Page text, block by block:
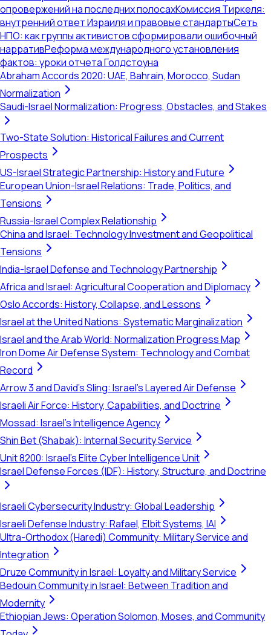
опровержений на последних полосахКомиссия Тиркеля:
внутренний ответ Израиля и правовые стандартыСеть
НПО: как группы активистов сформировали ошибочный
нарративРеформа международного установления
фактов: уроки отчета Голдстоуна
Abraham Accords 2020: UAE, Bahrain, Morocco, Sudan
Normalization
Saudi-Israel Normalization: Progress, Obstacles, and Stakes
Two-State Solution: Historical Failures and Current
Prospects
US-Israel Strategic Partnership: History and Future
European Union-Israel Relations: Trade, Politics, and
Tensions
Russia-Israel Complex Relationship
China and Israel: Technology Investment and Geopolitical
Tensions
India-Israel Defense and Technology Partnership
Africa and Israel: Agricultural Cooperation and Diplomacy
Oslo Accords: History, Collapse, and Lessons
Israel at the United Nations: Systematic Marginalization
Israel and the Arab World: Normalization Progress Map
Iron Dome Air Defense System: Technology and Combat
Record
Arrow 3 and David's Sling: Israel's Layered Air Defense
Israeli Air Force: History, Capabilities, and Doctrine
Mossad: Israel's Intelligence Agency
Shin Bet (Shabak): Internal Security Service
Unit 8200: Israel's Elite Cyber Intelligence Unit
Israel Defense Forces (IDF): History, Structure, and Doctrine
Israeli Cybersecurity Industry: Global Leadership
Israeli Defense Industry: Rafael, Elbit Systems, IAI
Ultra-Orthodox (Haredi) Community: Military Service and
Integration
Druze Community in Israel: Loyalty and Military Service
Bedouin Community in Israel: Between Tradition and
Modernity
Ethiopian Jews: Operation Solomon, Moses, and Community